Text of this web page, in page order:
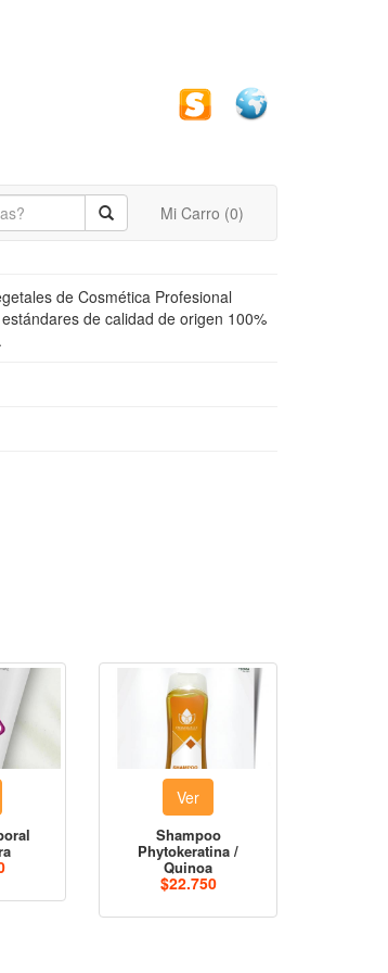
Mi Carro (0)
de Cosmética Profesional
de calidad de origen 100%
Ver
Shampoo
Phytokeratina /
Quinoa
$22.750